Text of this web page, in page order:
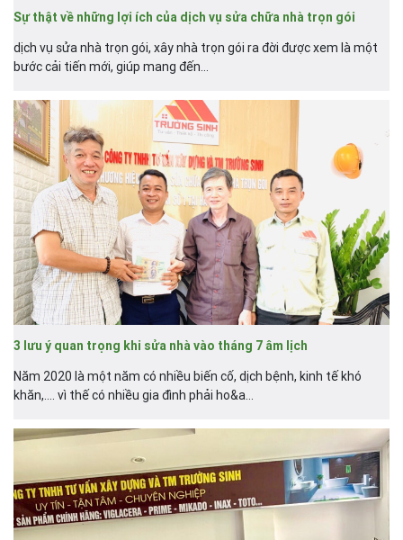
Sự thật về những lợi ích của dịch vụ sửa chữa nhà trọn gói
dịch vụ sửa nhà trọn gói, xây nhà trọn gói ra đời được xem là một
bước cải tiến mới, giúp mang đến...
3 lưu ý quan trọng khi sửa nhà vào tháng 7 âm lịch
Năm 2020 là một năm có nhiều biến cố, dịch bệnh, kinh tế khó
khăn,.... vì thế có nhiều gia đình phải ho&a...